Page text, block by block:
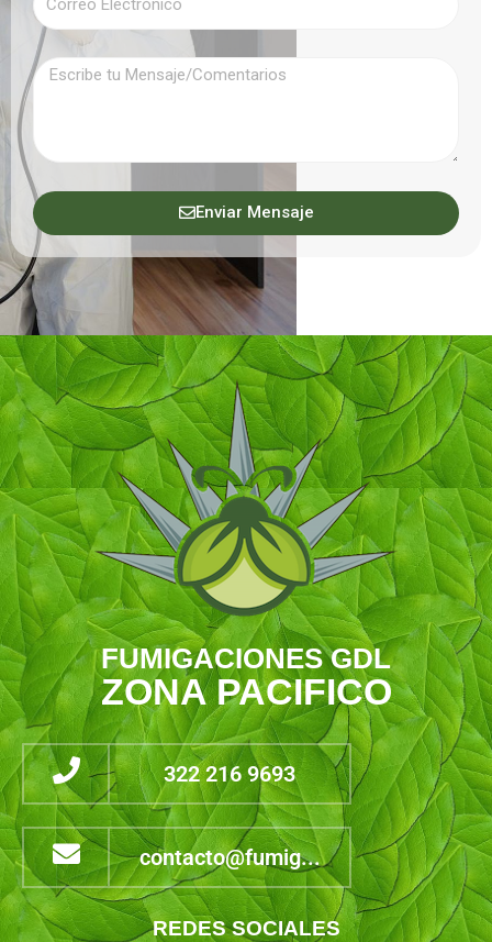
Enviar Mensaje
FUMIGACIONES GDL
ZONA PACIFICO
322 216 9693
contacto@fumig...
REDES SOCIALES